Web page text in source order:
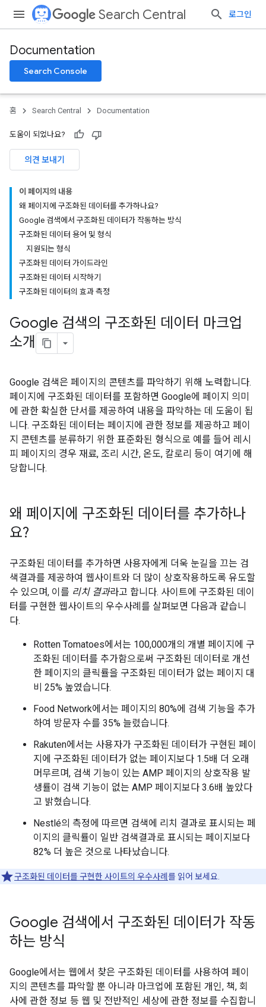
Search Central 로그인
Documentation
Search Console
홈 Search Central Documentation
도움이 되었나요?
의견 보내기
이 페이지의 내용
왜 페이지에 구조화된 데이터를 추가하나요?
Google 검색에서 구조화된 데이터가 작동하는 방식
구조화된 데이터 용어 및 형식
지원되는 형식
구조화된 데이터 가이드라인
구조화된 데이터 시작하기
구조화된 데이터의 효과 측정
Google 검색의 구조화된 데이터 마크업
소개
Google 검색은 페이지의 콘텐츠를 파악하기 위해 노력합니다.
페이지에 구조화된 데이터를 포함하면 Google에 페이지 의미
에 관한 확실한 단서를 제공하여 내용을 파악하는 데 도움이 됩
니다. 구조화된 데이터는 페이지에 관한 정보를 제공하고 페이
지 콘텐츠를 분류하기 위한 표준화된 형식으로 예를 들어 레시
피 페이지의 경우 재료, 조리 시간, 온도, 칼로리 등이 여기에 해
당합니다.
왜 페이지에 구조화된 데이터를 추가하나
요?
구조화된 데이터를 추가하면 사용자에게 더욱 눈길을 끄는 검
색결과를 제공하여 웹사이트와 더 많이 상호작용하도록 유도할
수 있으며, 이를 리치 결과라고 합니다. 사이트에 구조화된 데이
터를 구현한 웹사이트의 우수사례를 살펴보면 다음과 같습니
다.
Rotten Tomatoes에서는 100,000개의 개별 페이지에 구
조화된 데이터를 추가함으로써 구조화된 데이터로 개선
한 페이지의 클릭률을 구조화된 데이터가 없는 페이지 대
비 25% 높였습니다.
Food Network에서는 페이지의 80%에 검색 기능을 추가
하여 방문자 수를 35% 늘렸습니다.
Rakuten에서는 사용자가 구조화된 데이터가 구현된 페이
지에 구조화된 데이터가 없는 페이지보다 1.5배 더 오래
머무르며, 검색 기능이 있는 AMP 페이지의 상호작용 발
생률이 검색 기능이 없는 AMP 페이지보다 3.6배 높았다
고 밝혔습니다.
Nestlé의 측정에 따르면 검색에 리치 결과로 표시되는 페
이지의 클릭률이 일반 검색결과로 표시되는 페이지보다
82% 더 높은 것으로 나타났습니다.
구조화된 데이터를 구현한 사이트의 우수사례 를 읽어 보세요.
Google 검색에서 구조화된 데이터가 작동
하는 방식
Google에서는 웹에서 찾은 구조화된 데이터를 사용하여 페이
지의 콘텐츠를 파악할 뿐 아니라 마크업에 포함된 개인, 책, 회
사에 관한 정보 등 웹 및 전반적인 세상에 관한 정보를 수집합니